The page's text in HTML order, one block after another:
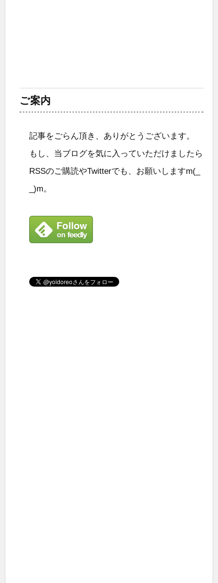
ご案内
記事をごらん頂き、ありがとうございます。
もし、当ブログを気に入っていただけましたら
RSSのご購読やTwitterでも、お願いしますm(_
_)m。